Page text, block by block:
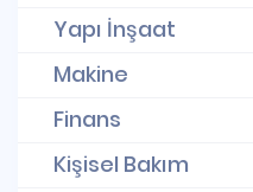
Yapı İnşaat
Makine
Finans
Kişisel Bakım